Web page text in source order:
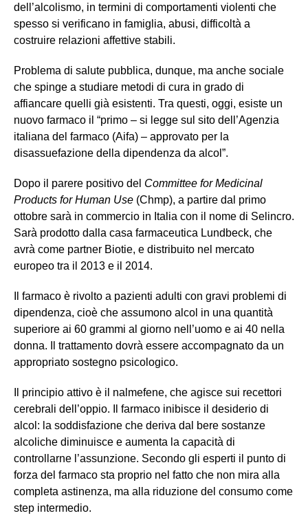
dell’alcolismo, in termini di comportamenti violenti che
spesso si verificano in famiglia, abusi, difficoltà a
costruire relazioni affettive stabili.
Problema di salute pubblica, dunque, ma anche sociale
che spinge a studiare metodi di cura in grado di
affiancare quelli già esistenti. Tra questi, oggi, esiste un
nuovo farmaco il “primo – si legge sul sito dell’Agenzia
italiana del farmaco (Aifa) – approvato per la
disassuefazione della dipendenza da alcol”.
Dopo il parere positivo del Committee for Medicinal
Products for Human Use (Chmp), a partire dal primo
ottobre sarà in commercio in Italia con il nome di Selincro.
Sarà prodotto dalla casa farmaceutica Lundbeck, che
avrà come partner Biotie, e distribuito nel mercato
europeo tra il 2013 e il 2014.
Il farmaco è rivolto a pazienti adulti con gravi problemi di
dipendenza, cioè che assumono alcol in una quantità
superiore ai 60 grammi al giorno nell’uomo e ai 40 nella
donna. Il trattamento dovrà essere accompagnato da un
appropriato sostegno psicologico.
Il principio attivo è il nalmefene, che agisce sui recettori
cerebrali dell’oppio. Il farmaco inibisce il desiderio di
alcol: la soddisfazione che deriva dal bere sostanze
alcoliche diminuisce e aumenta la capacità di
controllarne l’assunzione. Secondo gli esperti il punto di
forza del farmaco sta proprio nel fatto che non mira alla
completa astinenza, ma alla riduzione del consumo come
step intermedio.